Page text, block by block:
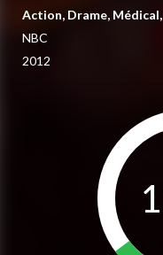
Action, Drame,
NBC
2012